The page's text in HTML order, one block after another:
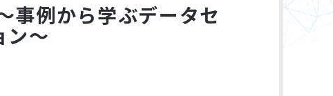
事例から学ぶデータセ
～